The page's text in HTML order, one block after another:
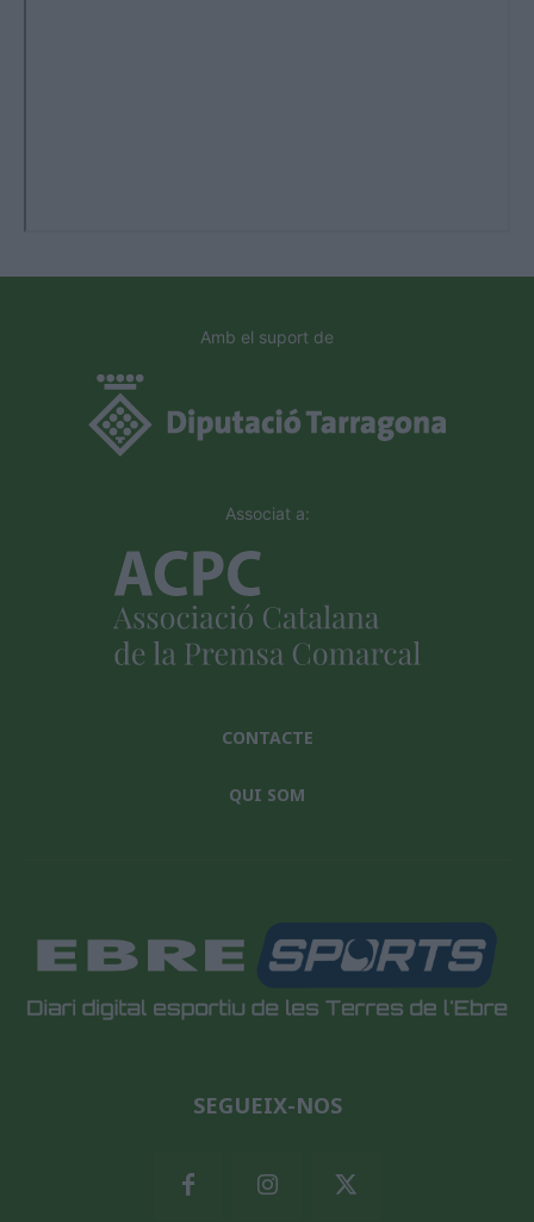
Amb el suport de
Associat a:
CONTACTE
QUI SOM
SEGUEIX-NOS